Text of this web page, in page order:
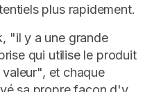
plus rapidement.
"il y a une grande
qui utilise le produit
et chaque